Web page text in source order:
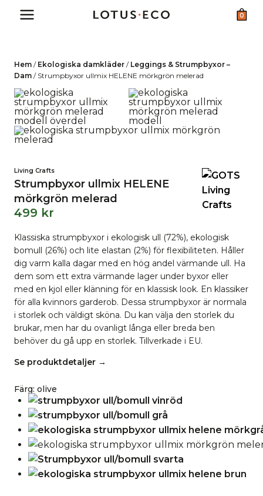
0
Hem / Ekologiska damkläder / Leggings & Strumpbyxor –
Dam / Strumpbyxor ullmix HELENE mörkgrön melerad
Living Crafts
Strumpbyxor ullmix HELENE
mörkgrön melerad
499 kr
Klassiska strumpbyxor i ekologisk ull (72%), ekologisk
bomull (26%) och lite elastan (2%) för flexibiliteten. Håller
dig varm kalla dagar med en hög andel värmande ull. Ha
dem som ett extra värmande lager under byxor eller
med en kjol eller klänning för en klassisk look. En klassiker
för alla kvinnors garderob. Dessa strumpbyxor är normala
i storlek och väldigt sköna. Du kan välja den storlek du
brukar, men har du ovanligt långa eller breda ben
behöver du gå upp en storlek. Tillverkade i EU.
Se produktdetaljer →
Färg: olive